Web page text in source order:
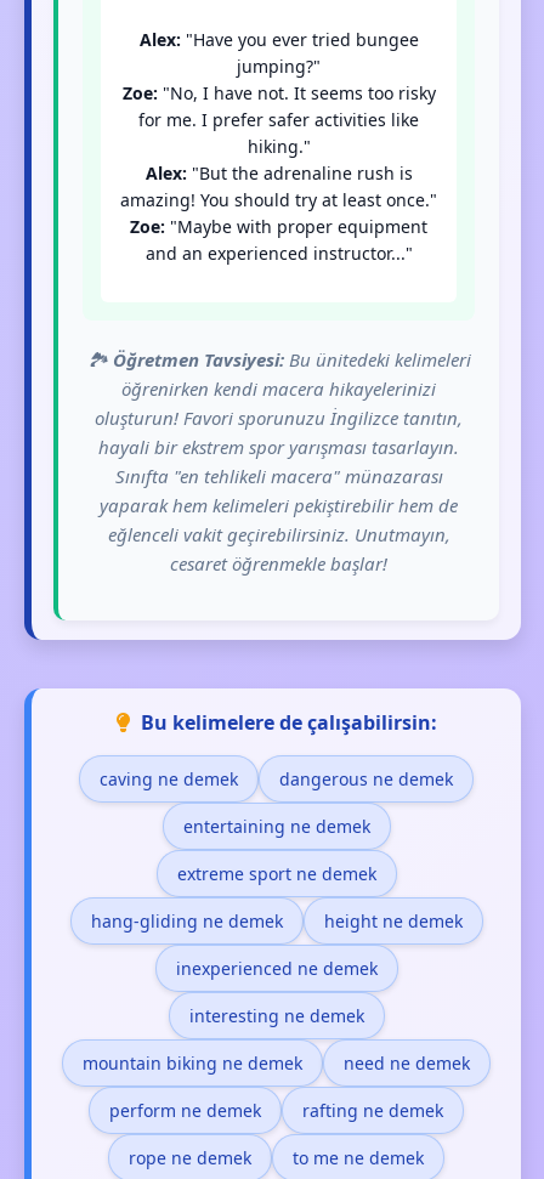
Alex: "Have you ever tried bungee
jumping?"
Zoe: "No, I have not. It seems too risky
for me. I prefer safer activities like
hiking."
Alex: "But the adrenaline rush is
amazing! You should try at least once."
Zoe: "Maybe with proper equipment
and an experienced instructor..."
🏞️ Öğretmen Tavsiyesi:Bu ünitedeki kelimeleri
öğrenirken kendi macera hikayelerinizi
oluşturun! Favori sporunuzu İngilizce tanıtın,
hayali bir ekstrem spor yarışması tasarlayın.
Sınıfta "en tehlikeli macera" münazarası
yaparak hem kelimeleri pekiştirebilir hem de
eğlenceli vakit geçirebilirsiniz. Unutmayın,
cesaret öğrenmekle başlar!
Bu kelimelere de çalışabilirsin:
caving ne demek dangerous ne demek
entertaining ne demek
extreme sport ne demek
hang-gliding ne demek height ne demek
inexperienced ne demek
interesting ne demek
mountain biking ne demek need ne demek
perform ne demek rafting ne demek
rope ne demek to me ne demek